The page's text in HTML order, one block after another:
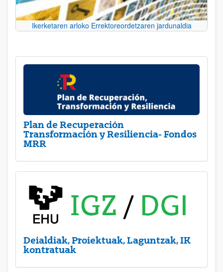
Ikerketaren arloko Errektoreordetzaren jardunaldia
Plan de Recuperación
Transformación y Resiliencia- Fondos
MRR
Deialdiak, Proiektuak, Laguntzak, IK
kontratuak